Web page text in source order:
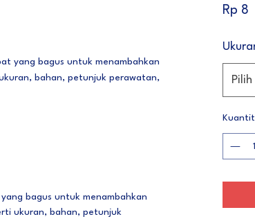
yang bagus untuk menambahkan
bahan, petunjuk perawatan,
bagus untuk menambahkan
ukuran, bahan, petunjuk
Rp 8
Pilih